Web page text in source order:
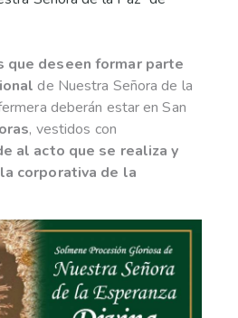
que deseen formar parte
de Nuestra Señora de la
deberán estar en San
, vestidos con
al acto que se realiza y
corporativa de la